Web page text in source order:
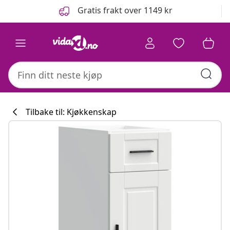
Gratis frakt over 1149 kr
Tilbake til: Kjøkkenskap